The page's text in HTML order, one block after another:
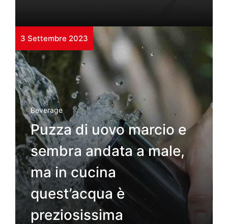
3 Settembre 2023
Beverage
Puzza di uovo marcio e
sembra andata a male,
ma in cucina
quest’acqua è
preziosissima